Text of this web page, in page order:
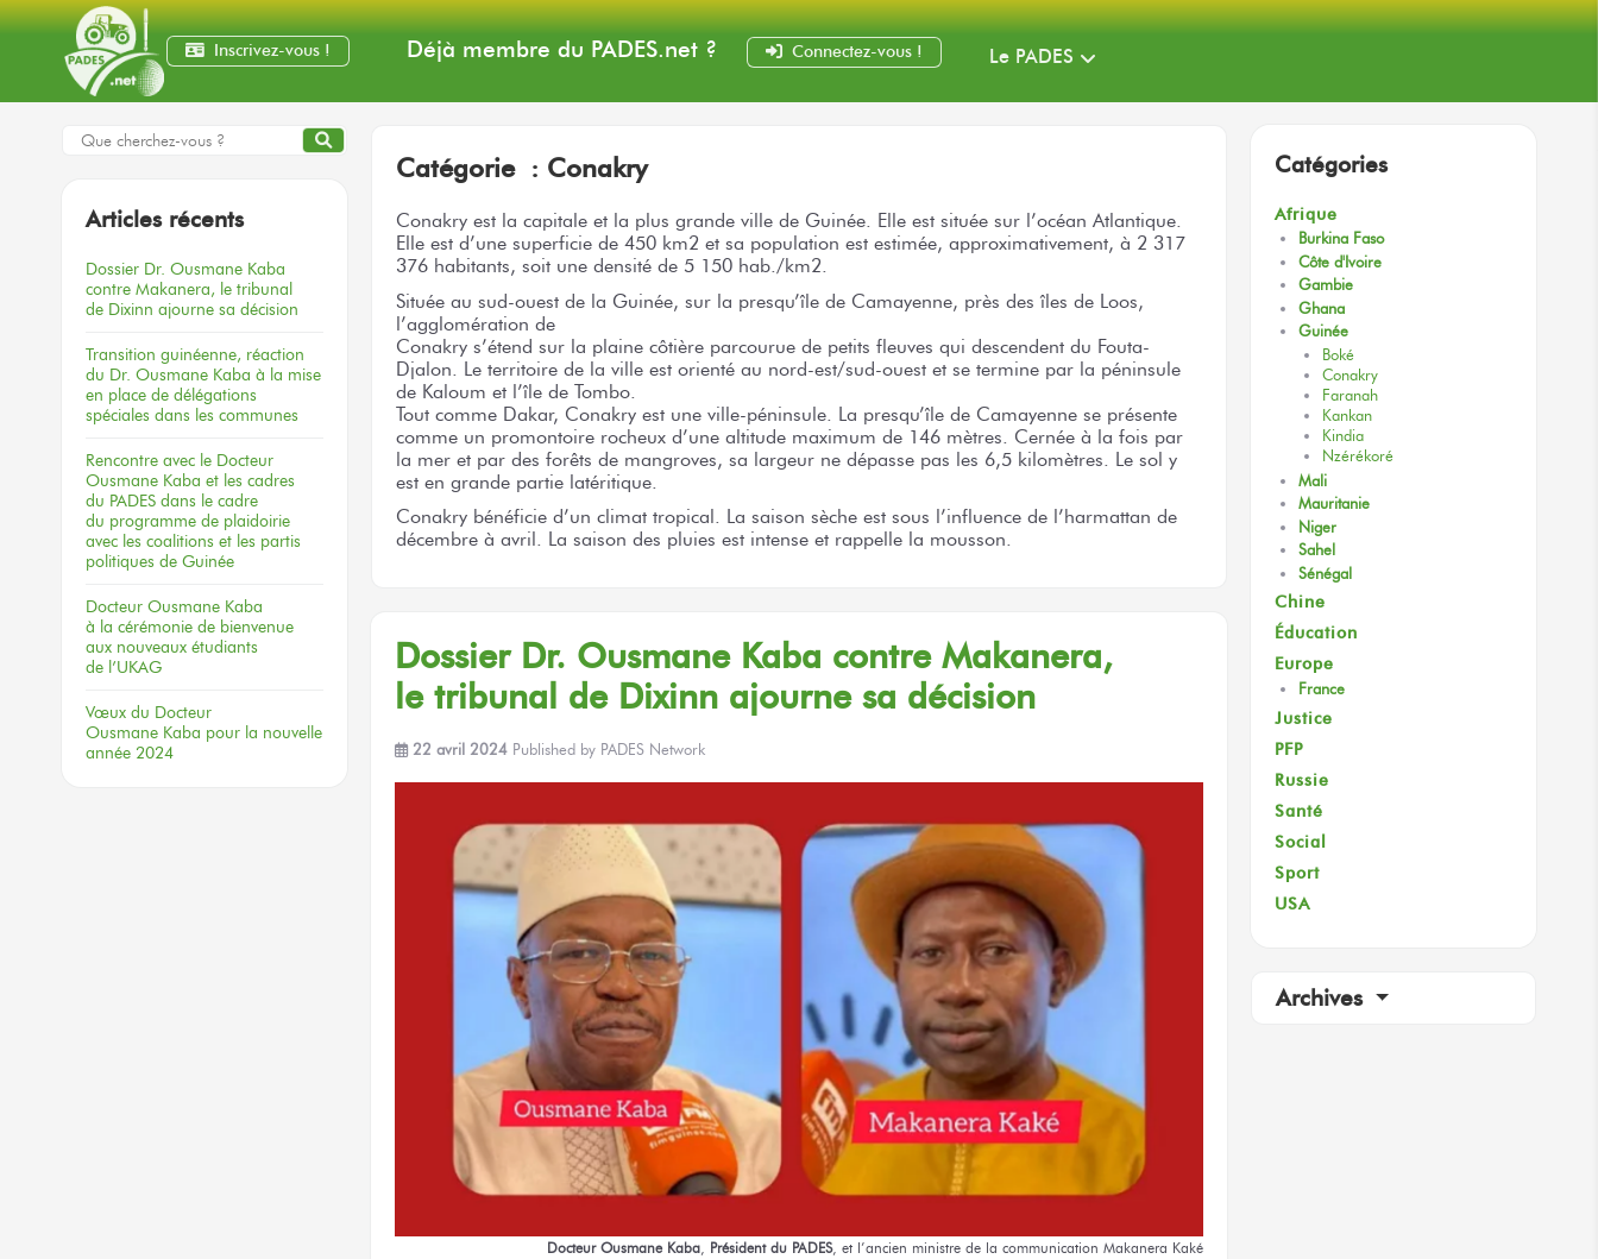
Inscrivez-vous ! Déjà membre du PADES.net? Connectez-vous ! Le PADES
Catégorie : Conakry
Conakry est la capitale et la plus grande ville de Guinée. Elle est située sur l’océan Atlantique.
Elle est d’une superficie de 450 km2 et sa population est estimée, approximativement, à 2 317
376 habitants, soit une densité de 5 150 hab./km2.
Située au sud-ouest de la Guinée, sur la presqu’île de Camayenne, près des îles de Loos,
l’agglomération de
Conakry s’étend sur la plaine côtière parcourue de petits fleuves qui descendent du Fouta-
Djalon. Le territoire de la ville est orienté au nord-est/sud-ouest et se termine par la péninsule
de Kaloum et l’île de Tombo.
Tout comme Dakar, Conakry est une ville-péninsule. La presqu’île de Camayenne se présente
comme un promontoire rocheux d’une altitude maximum de 146 mètres. Cernée à la fois par
la mer et par des forêts de mangroves, sa largeur ne dépasse pas les 6,5 kilomètres. Le sol y
est en grande partie latéritique.
Conakry bénéficie d’un climat tropical. La saison sèche est sous l’influence de l’harmattan de
décembre à avril. La saison des pluies est intense et rappelle la mousson.
Dossier Dr. Ousmane Kaba contre Makanera,
le tribunal de Dixinn ajourne sa décision
22 avril 2024 Published by PADES Network
Docteur Ousmane Kaba Président du PADES, et l’ancien ministre de la communication Makanera Kaké
Articles récents
Dossier Dr. Ousmane Kaba
contre Makanera, le tribunal
de Dixinn ajourne sa décision
Transition guinéenne, réaction
du Dr. Ousmane Kaba à la mise
en place de délégations
spéciales dans les communes
Rencontre avec le Docteur
Ousmane Kaba et les cadres
du PADES dans le cadre
du programme de plaidoirie
avec les coalitions et les partis
politiques de Guinée
Docteur Ousmane Kaba
à la cérémonie de bienvenue
aux nouveaux étudiants
de l’UKAG
Vœux du Docteur
Ousmane Kaba pour la nouvelle
année 2024
Catégories
Afrique
Burkina Faso
Côte d'Ivoire
Gambie
Ghana
Guinée
Boké
Conakry
Faranah
Kankan
Kindia
Nzérékoré
Mali
Mauritanie
Niger
Sahel
Sénégal
Chine
Éducation
Europe
France
Justice
PFP
Russie
Santé
Social
Sport
USA
Archives